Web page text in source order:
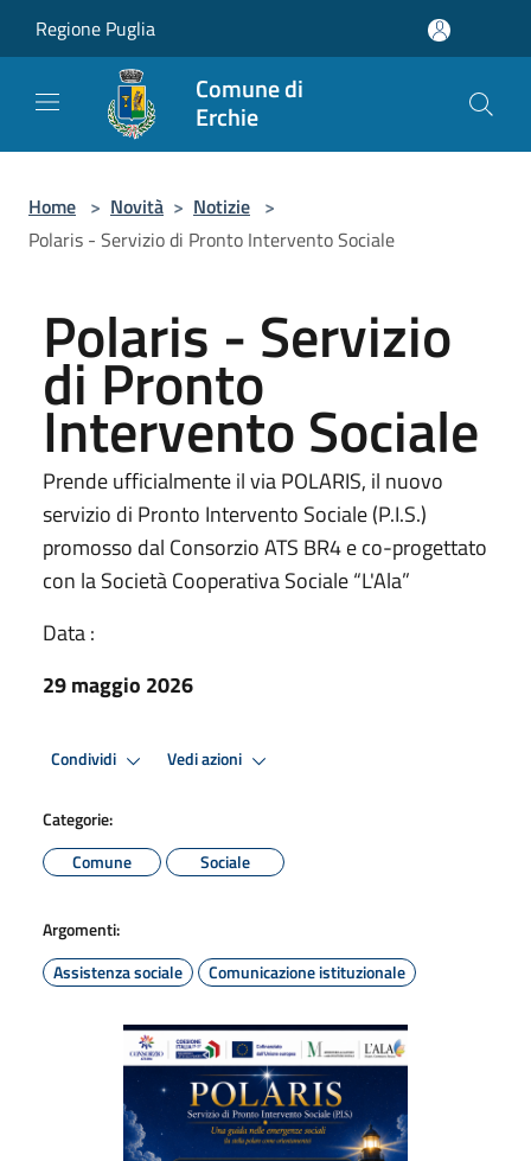
Regione Puglia
Comune di
Erchie
Home > Novità > Notizie >
Polaris - Servizio di Pronto Intervento Sociale
Polaris - Servizio
di Pronto
Intervento Sociale
Prende ufficialmente il via POLARIS, il nuovo
servizio di Pronto Intervento Sociale (P.I.S.)
promosso dal Consorzio ATS BR4 e co-progettato
con la Società Cooperativa Sociale “L'Ala”
Data :
29 maggio 2026
Condividi Vedi azioni
Categorie:
Comune
Sociale
Argomenti:
Assistenza sociale
Comunicazione istituzionale